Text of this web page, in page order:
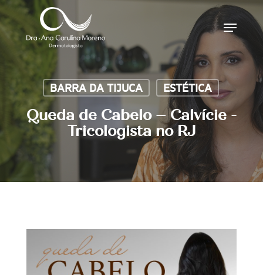
Skip
to
content
Menu
BARRA DA TIJUCA ESTÉTICA
Queda de Cabelo – Calvície -
Tricologista no RJ